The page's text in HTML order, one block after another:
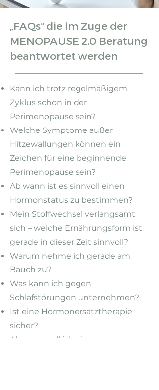
​„FAQs“ die im Zuge der
MENOPAUSE 2.0 Beratung
beantwortet werden
Kann ich trotz regelmäßigem
Zyklus schon in der
Perimenopause sein?
Welche Symptome außer
Hitzewallungen können ein
Zeichen für eine beginnende
Perimenopause sein?
Ab wann ist es sinnvoll einen
Hormonstatus zu bestimmen?
Mein Stoffwechsel verlangsamt
sich – welche Ernährungsform ist
gerade in dieser Zeit sinnvoll?
Warum nehme ich gerade am
Bauch zu?
Was kann ich gegen
Schlafstörungen unternehmen?
Ist eine Hormonersatztherapie
sicher?
Ab wann soll ich eine